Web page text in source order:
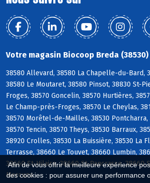
Afin de vous offrir la meilleure expérience
des cookies : pour assurer une performance
Votre magasin Biocoop Breda
38580 Allevard, 38580 La Chapelle-du-Bard,
38580 Le Moutaret, 38580 Pinsot, 38830 St-
Froges, 38570 Goncelin, 38570 Hurtières,
Le Champ-près-Froges, 38570 Le Cheylas,
38570 Morêtel-de-Mailles, 38530 Pontcharra,
38570 Tencin, 38570 Theys, 38530 Barraux,
38920 Crolles, 38530 La Buissière, 38530 La
Terrasse, 38660 Le Touvet, 38660 Lumbin,
38660 St-Hilaire, 38660 St-Pancrasse, 38660
Mercuze